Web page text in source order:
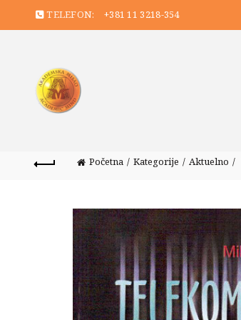
TELEFON: +381 11 3218-354
Početna Kategorije Aktuelno